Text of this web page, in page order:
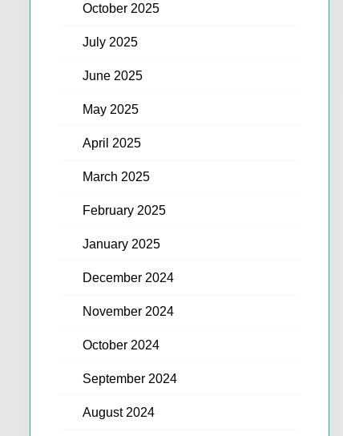
October 2025
July 2025
June 2025
May 2025
April 2025
March 2025
February 2025
January 2025
December 2024
November 2024
October 2024
September 2024
August 2024